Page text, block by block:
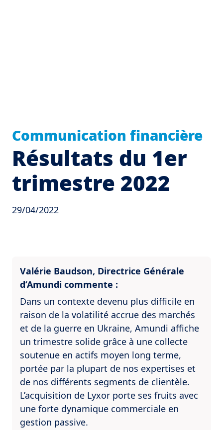
Communication financière
Résultats du 1er
trimestre 2022
29/04/2022
Valérie Baudson, Directrice Générale
d’Amundi commente :
Dans un contexte devenu plus difficile en
raison de la volatilité accrue des marchés
et de la guerre en Ukraine, Amundi affiche
un trimestre solide grâce à une collecte
soutenue en actifs moyen long terme,
portée par la plupart de nos expertises et
de nos différents segments de clientèle.
L’acquisition de Lyxor porte ses fruits avec
une forte dynamique commerciale en
gestion passive.